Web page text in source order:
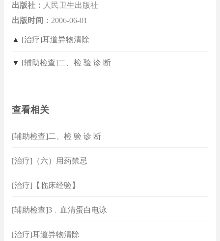
出版社： 人民卫生出版社
出版时间： 2006-06-01
▲ [治疗]耳道异物清除
▼ [辅助检查]二、检 验 诊 断
查看相关
[辅助检查]二、检 验 诊 断
[治疗]（六）用药禁忌
[治疗]【临床经验】
[辅助检查]3﹒血清蛋白电泳
[治疗]耳道异物清除